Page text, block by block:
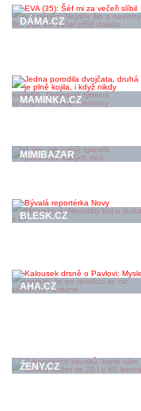
DÁMA.CZ
MAMINKA.CZ
MIMIBAZAR
BLESK.CZ
AHA.CZ
ŽENY.CZ